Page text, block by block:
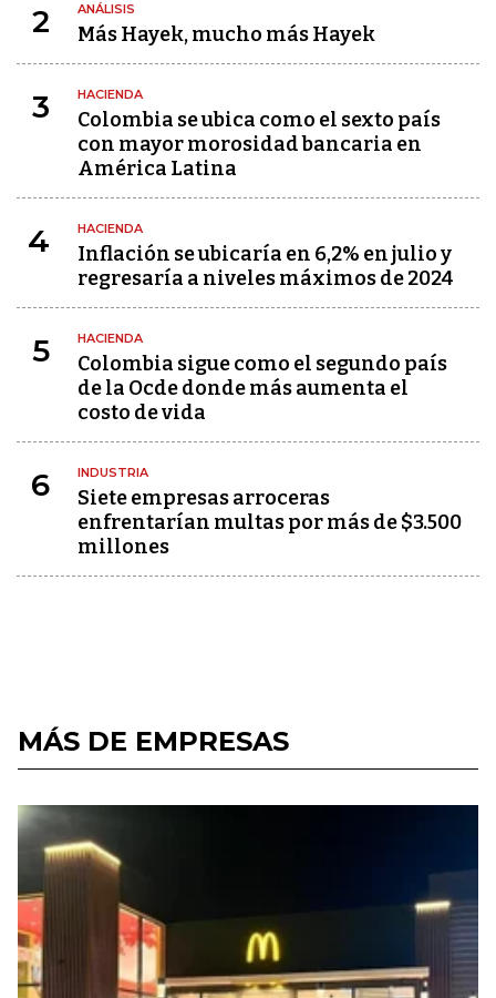
2 ANÁLISIS
Más Hayek, mucho más Hayek
3 HACIENDA
Colombia se ubica como el sexto país
con mayor morosidad bancaria en
América Latina
4 HACIENDA
Inflación se ubicaría en 6,2% en julio y
regresaría a niveles máximos de 2024
5 HACIENDA
Colombia sigue como el segundo país
de la Ocde donde más aumenta el
costo de vida
6 INDUSTRIA
Siete empresas arroceras
enfrentarían multas por más de $3.500
millones
MÁS DE EMPRESAS